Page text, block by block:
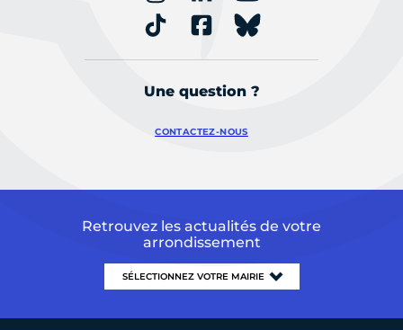
Une question ?
CONTACTEZ-NOUS
Retrouvez les actualités de votre
arrondissement